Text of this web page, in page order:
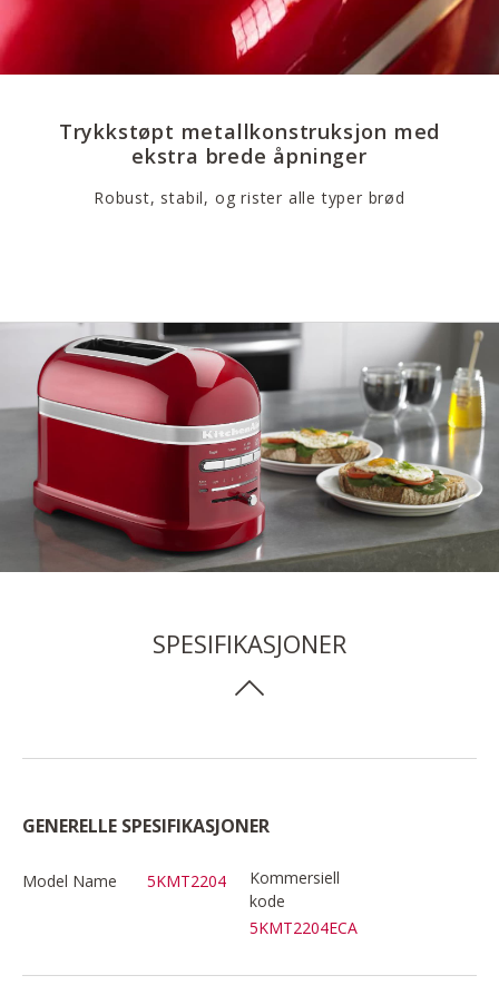
Trykkstøpt metallkonstruksjon med
ekstra brede åpninger
Robust, stabil, og rister alle typer brød
SPESIFIKASJONER
GENERELLE SPESIFIKASJONER
Model Name 5KMT2204
Kommersiell
kode
5KMT2204ECA